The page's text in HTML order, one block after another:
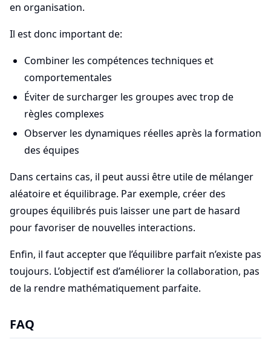
en organisation.
Il est donc important de:
Combiner les compétences techniques et
comportementales
Éviter de surcharger les groupes avec trop de
règles complexes
Observer les dynamiques réelles après la formation
des équipes
Dans certains cas, il peut aussi être utile de mélanger
aléatoire et équilibrage. Par exemple, créer des
groupes équilibrés puis laisser une part de hasard
pour favoriser de nouvelles interactions.
Enfin, il faut accepter que l’équilibre parfait n’existe pas
toujours. L’objectif est d’améliorer la collaboration, pas
de la rendre mathématiquement parfaite.
FAQ